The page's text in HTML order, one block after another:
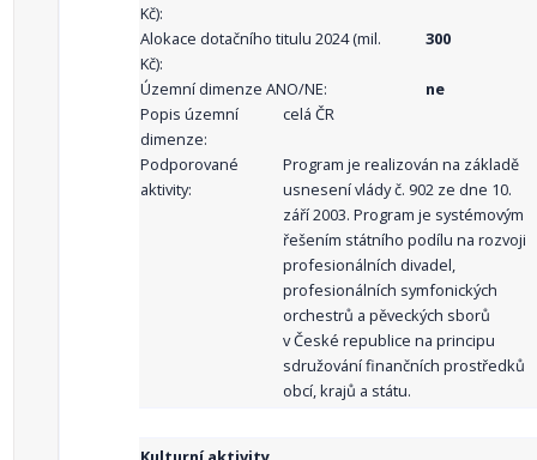
Kč):
Alokace dotačního titulu 2024 (mil.
Kč):
300
Územní dimenze ANO/NE:
ne
Popis územní
dimenze:
celá ČR
Podporované
aktivity:
Program je realizován na základě
usnesení vlády č. 902 ze dne 10.
září 2003. Program je systémovým
řešením státního podílu na rozvoji
profesionálních divadel,
profesionálních symfonických
orchestrů a pěveckých sborů
v České republice na principu
sdružování finančních prostředků
obcí, krajů a státu.